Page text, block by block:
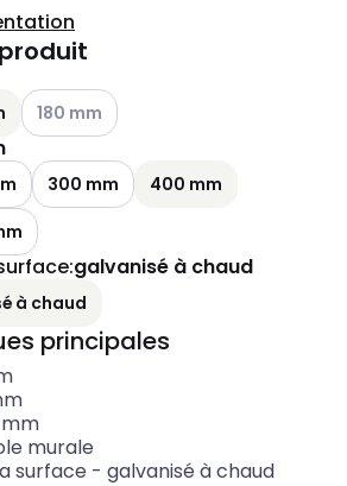
Voir les options disponibles
180 mm
300 mm
400 mm
:galvanisé à chaud
à chaud
principales
mm
murale
surface - galvanisé à chaud